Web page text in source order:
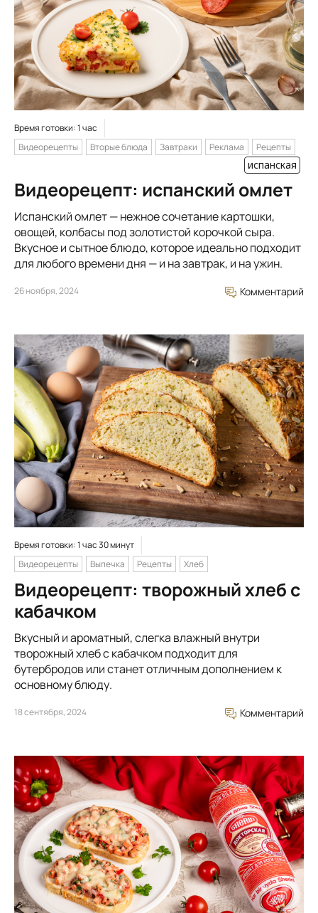
Время готовки: 1 час
Видеорецепты
Вторые блюда Завтраки Реклама Рецепты
испанская
Видеорецепт: испанский омлет
Испанский омлет — нежное сочетание картошки,
овощей, колбасы под золотистой корочкой сыра.
Вкусное и сытное блюдо, которое идеально подходит
для любого времени дня — и на завтрак, и на ужин.
26 ноября, 2024 Комментарий
Время готовки: 1 час 30 минут
Видеорецепты
Выпечка Рецепты Хлеб
Видеорецепт: творожный хлеб с
кабачком
Вкусный и ароматный, слегка влажный внутри
творожный хлеб с кабачком подходит для
бутербродов или станет отличным дополнением к
основному блюду.
18 сентября, 2024 Комментарий